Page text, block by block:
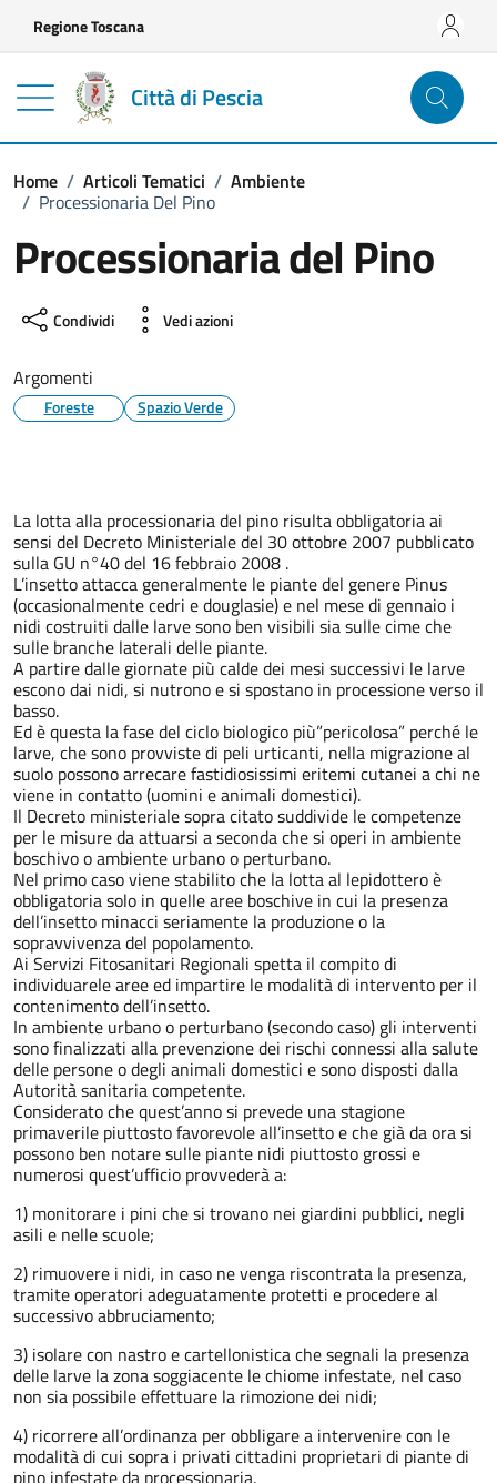
Regione Toscana
Città di Pescia
Home / Articoli Tematici / Ambiente
/ Processionaria Del Pino
Processionaria del Pino
Condividi Vedi azioni
Argomenti
Foreste Spazio Verde
La lotta alla processionaria del pino risulta obbligatoria ai
sensi del Decreto Ministeriale del 30 ottobre 2007 pubblicato
sulla GU n°40 del 16 febbraio 2008 .
L’insetto attacca generalmente le piante del genere Pinus
(occasionalmente cedri e douglasie) e nel mese di gennaio i
nidi costruiti dalle larve sono ben visibili sia sulle cime che
sulle branche laterali delle piante.
A partire dalle giornate più calde dei mesi successivi le larve
escono dai nidi, si nutrono e si spostano in processione verso il
basso.
Ed è questa la fase del ciclo biologico più”pericolosa” perché le
larve, che sono provviste di peli urticanti, nella migrazione al
suolo possono arrecare fastidiosissimi eritemi cutanei a chi ne
viene in contatto (uomini e animali domestici).
Il Decreto ministeriale sopra citato suddivide le competenze
per le misure da attuarsi a seconda che si operi in ambiente
boschivo o ambiente urbano o perturbano.
Nel primo caso viene stabilito che la lotta al lepidottero è
obbligatoria solo in quelle aree boschive in cui la presenza
dell’insetto minacci seriamente la produzione o la
sopravvivenza del popolamento.
Ai Servizi Fitosanitari Regionali spetta il compito di
individuarele aree ed impartire le modalità di intervento per il
contenimento dell’insetto.
In ambiente urbano o perturbano (secondo caso) gli interventi
sono finalizzati alla prevenzione dei rischi connessi alla salute
delle persone o degli animali domestici e sono disposti dalla
Autorità sanitaria competente.
Considerato che quest’anno si prevede una stagione
primaverile piuttosto favorevole all’insetto e che già da ora si
possono ben notare sulle piante nidi piuttosto grossi e
numerosi quest’ufficio provvederà a:
1) monitorare i pini che si trovano nei giardini pubblici, negli
asili e nelle scuole;
2) rimuovere i nidi, in caso ne venga riscontrata la presenza,
tramite operatori adeguatamente protetti e procedere al
successivo abbruciamento;
3) isolare con nastro e cartellonistica che segnali la presenza
delle larve la zona soggiacente le chiome infestate, nel caso
non sia possibile effettuare la rimozione dei nidi;
4) ricorrere all’ordinanza per obbligare a intervenire con le
modalità di cui sopra i privati cittadini proprietari di piante di
pino infestate da processionaria.